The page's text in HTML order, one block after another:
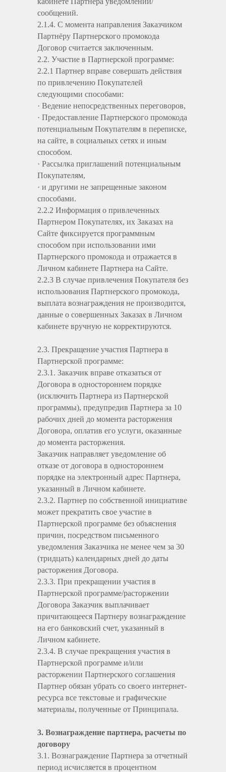
сообщений.
2.1.4. С момента направления Заказчиком
Партнёру Партнерского промокода
Договор считается заключенным.
2.2. Участие в Партнерской программе:
2.2.1 Партнер вправе совершать действия
по привлечению Покупателей
следующими способами:
· Ведение непосредственных переговоров,
· Предоставление Партнерского промокода
потенциальным Покупателям в переписке,
на сайте, в социальных сетях и иным
способом.
· Рассылка приглашений потенциальным
Покупателям,
· и другими не запрещенные законом
способами.
2.2.2 Информация о привлеченных
Партнером Покупателях, их Заказах на
Сайте фиксируется программным
способом при использовании ими
Партнерского промокода и отражается в
Личном кабинете Партнера на Сайте.
2.2.3 В случае привлечения Покупателя без
использования Партнерского промокода,
выплата вознаграждения не производится,
данные о совершенных Заказах в Личном
кабинете вручную не корректируются.
2.3. Прекращение участия Партнера в
Партнерской программе:
2.3.1. Заказчик вправе отказаться от
Договора в одностороннем порядке
(исключить Партнера из Партнерской
программы), предупредив Партнера за 10
рабочих дней до момента расторжения
Договора, оплатив его услуги, оказанные
до момента расторжения.
Заказчик направляет уведомление об
отказе от договора в одностороннем
порядке на электронный адрес Партнера,
указанный в Личном кабинете.
2.3.2. Партнер по собственной инициативе
может прекратить свое участие в
Партнерской программе без объяснения
причин, посредством письменного
уведомления Заказчика не менее чем за 30
(тридцать) календарных дней до даты
расторжения Договора.
2.3.3. При прекращении участия в
Партнерской программе/расторжении
Договора Заказчик выплачивает
причитающееся Партнеру вознаграждение
на его банковский счет, указанный в
Личном кабинете.
2.3.4. В случае прекращения участия в
Партнерской программе и/или
расторжении Партнерского соглашения
Партнер обязан убрать со своего интернет-
ресурса все текстовые и графические
материалы, полученные от Принципала.
3. Вознаграждение партнера, расчеты по
договору
3.1. Вознаграждение Партнера за отчетный
период исчисляется в процентном